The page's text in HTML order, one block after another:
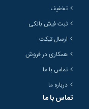
تخفیف
ثبت فیش بانکی
ارسال تیکت
همکاری در فروش
تماس با ما
درباره ما
تماس با ما